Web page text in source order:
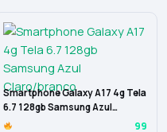
Smartphone Galaxy A17 4g Tela
6.7 128gb Samsung Azul
Claro/branco
99